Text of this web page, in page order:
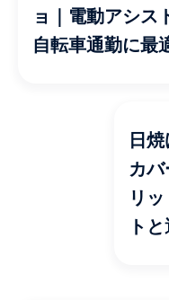
ョ｜電動アシス
自転車通勤に最
日
カ
リ
ト